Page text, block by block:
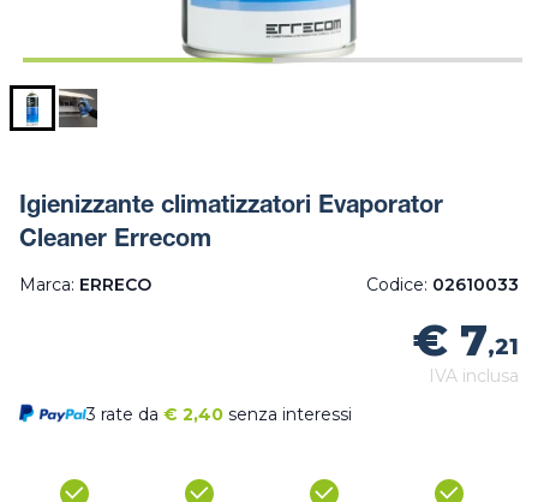
Igienizzante climatizzatori Evaporator
Cleaner Errecom
Marca: ERRECO Codice: 02610033
€ 7,21
IVA inclusa
3 rate da € 2,40 senza interessi